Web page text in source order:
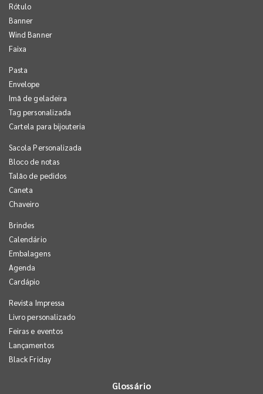
Rótulo
Banner
Wind Banner
Faixa
Pasta
Envelope
Imã de geladeira
Tag personalizada
Cartela para bijouteria
Sacola Personalizada
Bloco de notas
Talão de pedidos
Caneta
Chaveiro
Brindes
Calendário
Embalagens
Agenda
Cardápio
Revista Impressa
Livro personalizado
Feiras e eventos
Lançamentos
Black Friday
Glossário